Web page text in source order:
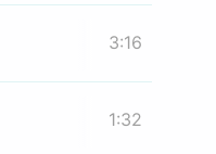
3:16
1:32